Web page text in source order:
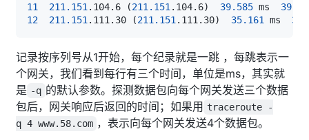
11
211.151 .104.6 (211.151 .104.6) 39.585 ms
12
211.151 .111.30 (211.151 .111.30) 35.161 ms
记录按序列号从1开始，每个纪录就是一跳 ，每跳表示一
个网关，我们看到每行有三个时间，单位是ms，其实就
是 -q 的默认参数。探测数据包向每个网关发送三个数据
包后，网关响应后返回的时间；如果用 traceroute -
q 4 www.58.com ，表示向每个网关发送4个数据包。